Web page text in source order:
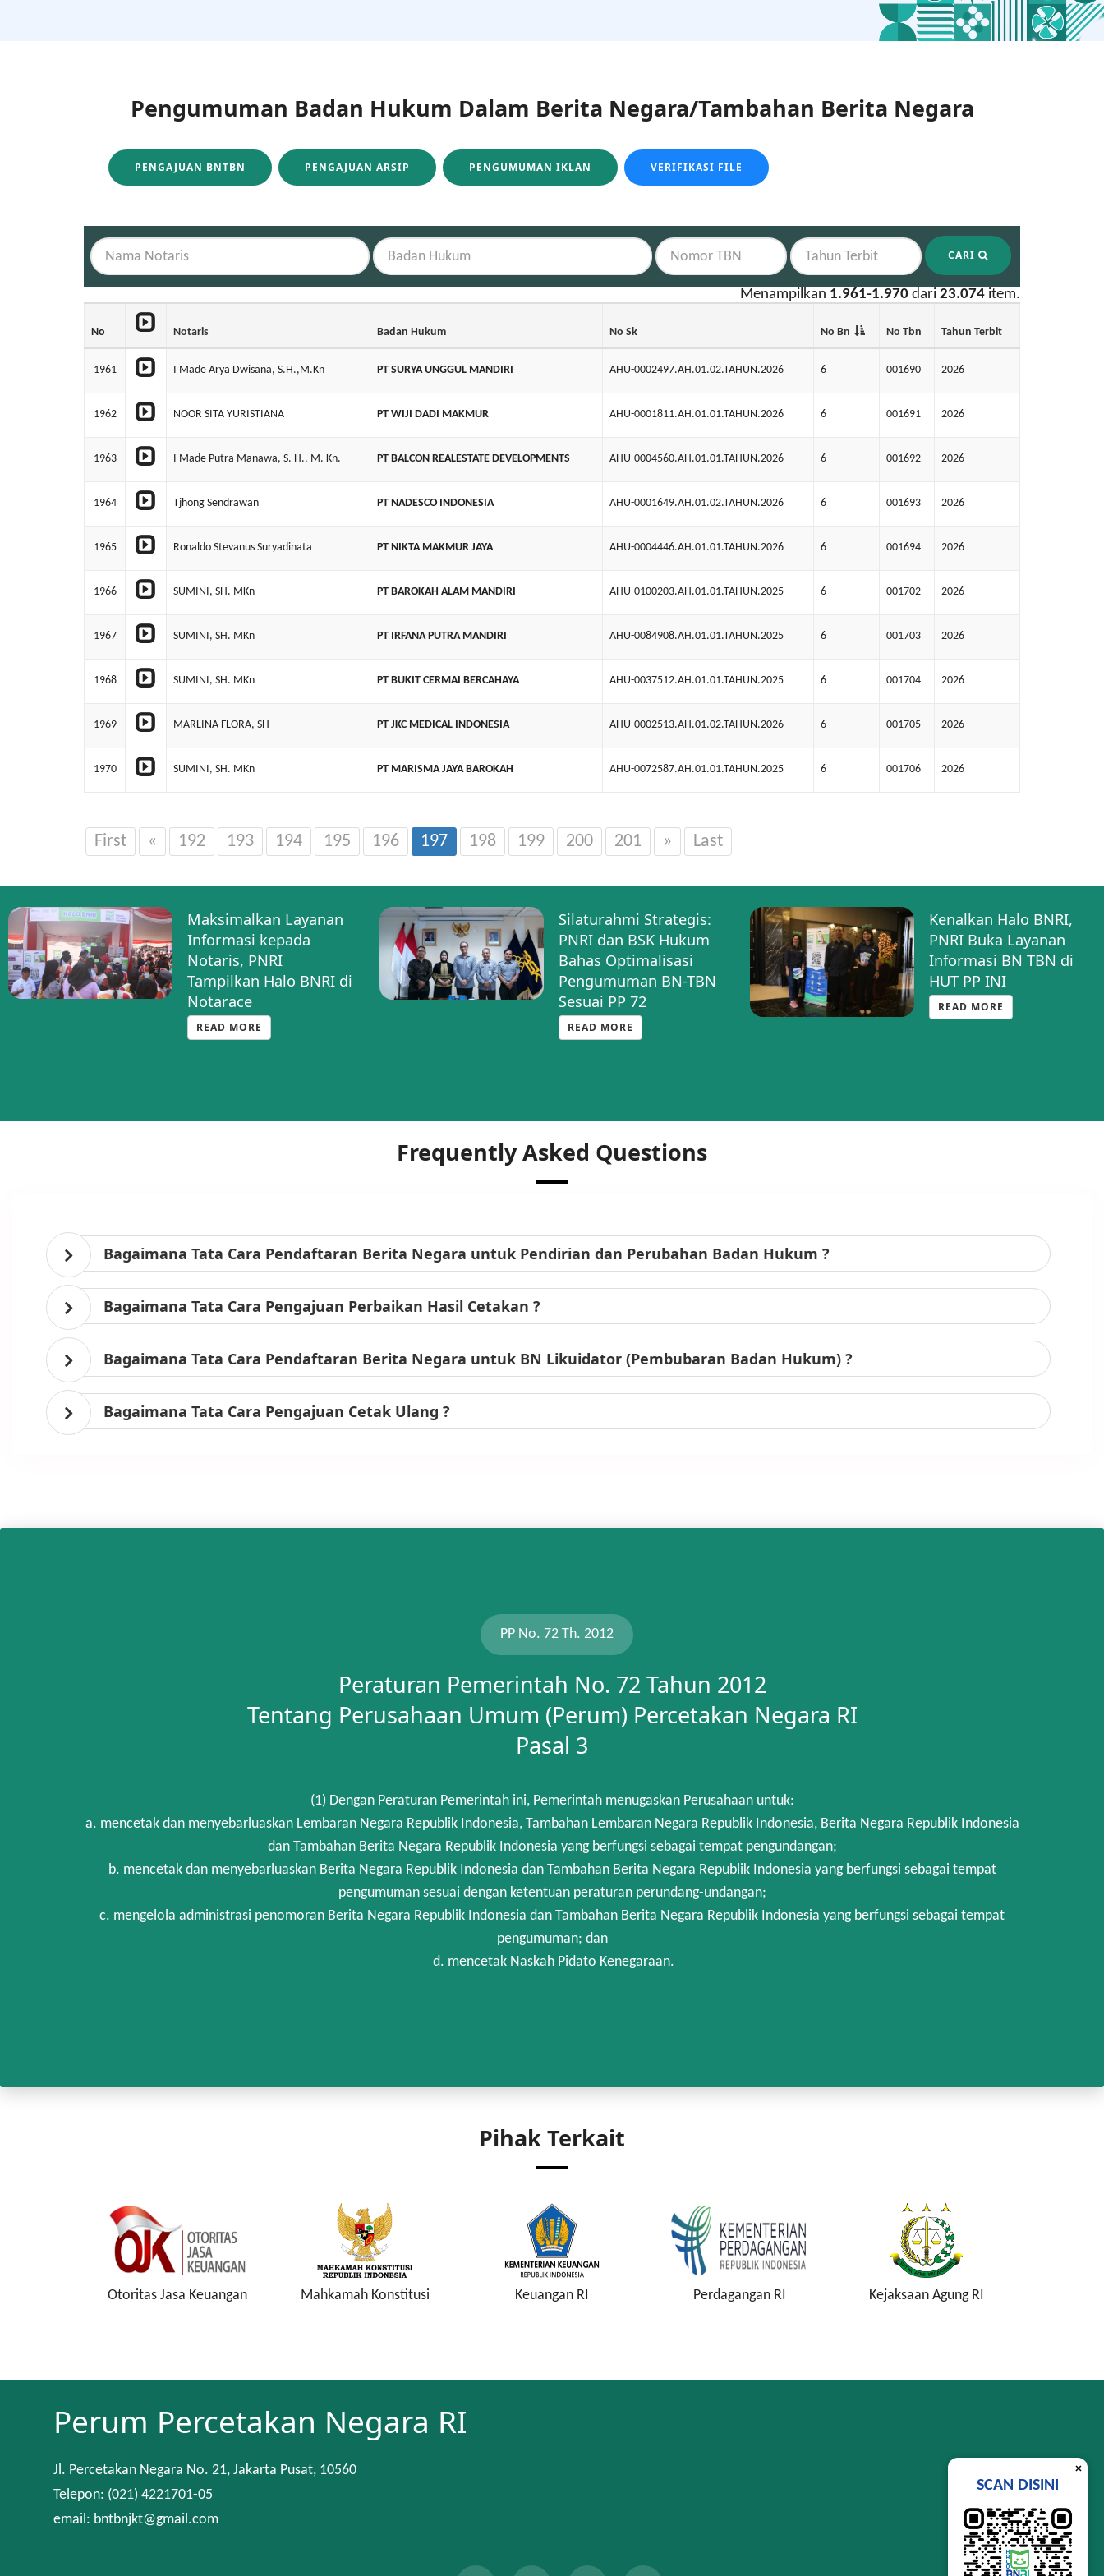
Pengumuman Badan Hukum Dalam Berita Negara/Tambahan Berita Negara
PENGAJUAN BNTBN PENGAJUAN ARSIP PENGUMUMAN IKLAN VERIFIKASI FILE
CARI
Menampilkan 1.961-1.970 dari 23.074 item.
No Notaris Badan Hukum No Sk No Bn No Tbn Tahun Terbit
1961 I Made Arya Dwisana, S.H.,M.Kn PT SURYA UNGGUL MANDIRI AHU-0002497.AH.01.02.TAHUN.2026 6 001690 2026
1962 NOOR SITA YURISTIANA PT WIJI DADI MAKMUR AHU-0001811.AH.01.01.TAHUN.2026 6 001691 2026
1963 I Made Putra Manawa, S. H., M. Kn. PT BALCON REALESTATE DEVELOPMENTS AHU-0004560.AH.01.01.TAHUN.2026 6 001692 2026
1964 Tjhong Sendrawan PT NADESCO INDONESIA AHU-0001649.AH.01.02.TAHUN.2026 6 001693 2026
1965 Ronaldo Stevanus Suryadinata PT NIKTA MAKMUR JAYA AHU-0004446.AH.01.01.TAHUN.2026 6 001694 2026
1966 SUMINI, SH. MKn PT BAROKAH ALAM MANDIRI AHU-0100203.AH.01.01.TAHUN.2025 6 001702 2026
1967 SUMINI, SH. MKn PT IRFANA PUTRA MANDIRI AHU-0084908.AH.01.01.TAHUN.2025 6 001703 2026
1968 SUMINI, SH. MKn PT BUKIT CERMAI BERCAHAYA AHU-0037512.AH.01.01.TAHUN.2025 6 001704 2026
1969 MARLINA FLORA, SH PT JKC MEDICAL INDONESIA AHU-0002513.AH.01.02.TAHUN.2026 6 001705 2026
1970 SUMINI, SH. MKn PT MARISMA JAYA BAROKAH AHU-0072587.AH.01.01.TAHUN.2025 6 001706 2026
First « 192 193 194 195 196 197 198 199 200 201 » Last
Maksimalkan Layanan
Informasi kepada
Notaris, PNRI
Tampilkan Halo BNRI di
Notarace
READ MORE
Silaturahmi Strategis:
PNRI dan BSK Hukum
Bahas Optimalisasi
Pengumuman BN-TBN
Sesuai PP 72
READ MORE
Kenalkan Halo BNRI,
PNRI Buka Layanan
Informasi BN TBN di
HUT PP INI
READ MORE
Frequently Asked Questions
Bagaimana Tata Cara Pendaftaran Berita Negara untuk Pendirian dan Perubahan Badan Hukum ?
Bagaimana Tata Cara Pengajuan Perbaikan Hasil Cetakan ?
Bagaimana Tata Cara Pendaftaran Berita Negara untuk BN Likuidator (Pembubaran Badan Hukum) ?
Bagaimana Tata Cara Pengajuan Cetak Ulang ?
PP No. 72 Th. 2012
Peraturan Pemerintah No. 72 Tahun 2012
Tentang Perusahaan Umum (Perum) Percetakan Negara RI
Pasal 3
(1) Dengan Peraturan Pemerintah ini, Pemerintah menugaskan Perusahaan untuk:
a. mencetak dan menyebarluaskan Lembaran Negara Republik Indonesia, Tambahan Lembaran Negara Republik Indonesia, Berita Negara Republik Indonesia
dan Tambahan Berita Negara Republik Indonesia yang berfungsi sebagai tempat pengundangan;
b. mencetak dan menyebarluaskan Berita Negara Republik Indonesia dan Tambahan Berita Negara Republik Indonesia yang berfungsi sebagai tempat
pengumuman sesuai dengan ketentuan peraturan perundang-undangan;
c. mengelola administrasi penomoran Berita Negara Republik Indonesia dan Tambahan Berita Negara Republik Indonesia yang berfungsi sebagai tempat
pengumuman; dan
d. mencetak Naskah Pidato Kenegaraan.
Pihak Terkait
Mahkamah Konstitusi Keuangan RI Perdagangan RI Kejaksaan Agung RI
Komisi Pemberantasan
Perum Percetakan Negara RI
Jl. Percetakan Negara No. 21, Jakarta Pusat, 10560
Telepon: (021) 4221701-05
email: bntbnjkt@gmail.com
×
SCAN DISINI